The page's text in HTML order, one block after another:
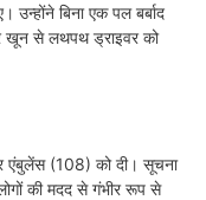
बिना एक पल बर्बाद
से लथपथ ड्राइवर को
एंबुलेंस (108) को दी। सूचना
की मदद से गंभीर रूप से